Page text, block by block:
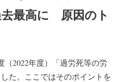
最高に 原因のト
（2022年度）「過労死等の労
た。ここではそのポイントを